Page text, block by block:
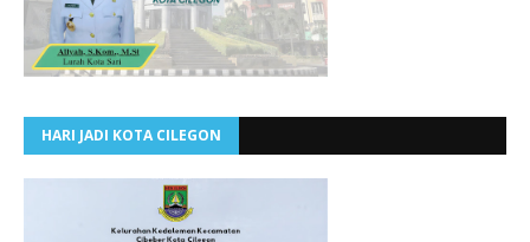
HARI JADI KOTA CILEGON